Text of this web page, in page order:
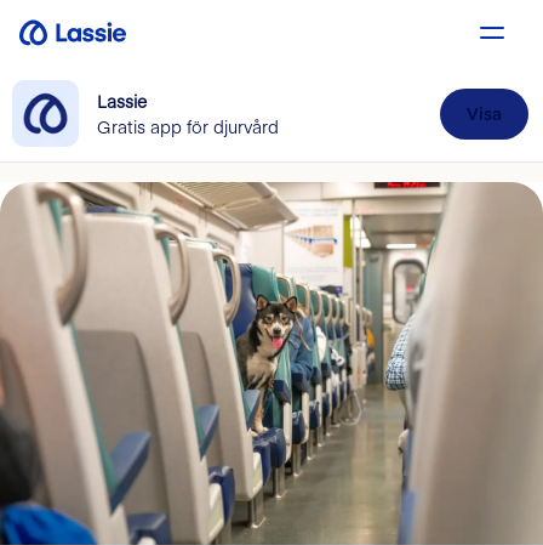
Lassie
Gratis app för djurvård
Visa